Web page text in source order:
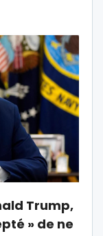
Trump,
» de ne